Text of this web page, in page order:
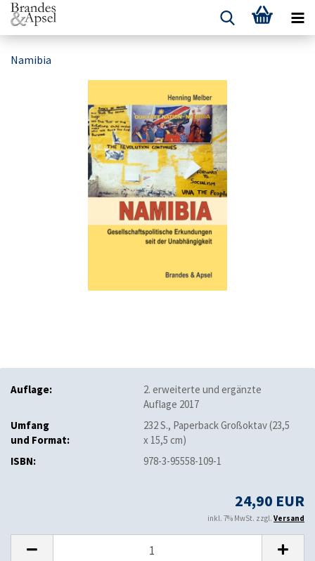
Namibia
Auflage:
2. erweiterte und ergänzte
Auflage 2017
Umfang
und Format:
232 S., Paperback Großoktav (23,5
x 15,5 cm)
ISBN:
978-3-95558-109-1
24,90 EUR
inkl. 7% MwSt. zzgl. Versand